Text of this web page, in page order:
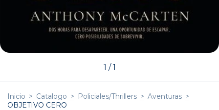
1 /1
Inicio > Catalogo > Policiales/Thrillers > Aventuras >
OBJETIVO CERO